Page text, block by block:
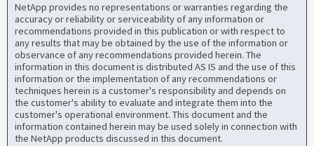
NetApp provides no representations or warranties regarding the
accuracy or reliability or serviceability of any information or
recommendations provided in this publication or with respect to
any results that may be obtained by the use of the information or
observance of any recommendations provided herein. The
information in this document is distributed AS IS and the use of this
information or the implementation of any recommendations or
techniques herein is a customer's responsibility and depends on
the customer's ability to evaluate and integrate them into the
customer's operational environment. This document and the
information contained herein may be used solely in connection with
the NetApp products discussed in this document.